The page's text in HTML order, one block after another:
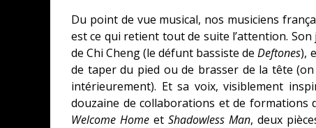
Du point de vue musical, nos musiciens
est ce qui retient tout de suite l’attention.
de Chi Cheng (le défunt bassiste deDeftones),
de taper du pied ou de brasser de la tête
intérieurement). Et sa voix, visiblement
douzaine de collaborations et de formations
Welcome Home etShadowless Man, deux